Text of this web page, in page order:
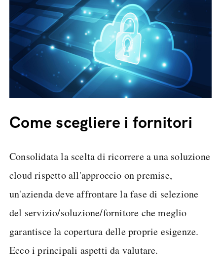
Come scegliere i fornitori
Consolidata la scelta di ricorrere a una soluzione
cloud rispetto all'approccio on premise,
un'azienda deve affrontare la fase di selezione
del servizio/soluzione/fornitore che meglio
garantisce la copertura delle proprie esigenze.
Ecco i principali aspetti da valutare.